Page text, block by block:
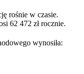
rośnie w czasie.
62 472 zł rocznie.
wynosiła: